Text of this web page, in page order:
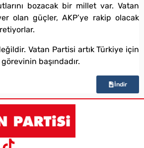
bozacak bir millet var. Vatan
olan güçler, AKP’ye rakip olacak
Vatan Partisi artık Türkiye için
başındadır.
İndir